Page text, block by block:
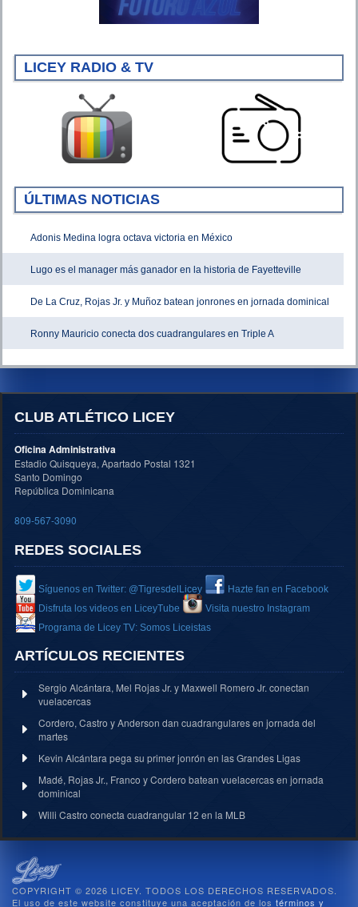
LICEY RADIO & TV
ÚLTIMAS NOTICIAS
Adonis Medina logra octava victoria en México
Lugo es el manager más ganador en la historia de Fayetteville
De La Cruz, Rojas Jr. y Muñoz batean jonrones en jornada dominical
Ronny Mauricio conecta dos cuadrangulares en Triple A
CLUB ATLÉTICO LICEY
Oficina Administrativa
Estadio Quisqueya, Apartado Postal 1321
Santo Domingo
República Dominicana
809-567-3090
REDES SOCIALES
Síguenos en Twitter: @TigresdelLicey
Hazte fan en Facebook
Disfruta los videos en LiceyTube
Visita nuestro Instagram
Programa de Licey TV: Somos Liceistas
ARTÍCULOS RECIENTES
Sergio Alcántara, Mel Rojas Jr. y Maxwell Romero Jr. conectan
vuelacercas
Cordero, Castro y Anderson dan cuadrangulares en jornada del
martes
Kevin Alcántara pega su primer jonrón en las Grandes Ligas
Madé, Rojas Jr., Franco y Cordero batean vuelacercas en jornada
dominical
Willi Castro conecta cuadrangular 12 en la MLB
COPYRIGHT © 2026 LICEY. TODOS LOS DERECHOS RESERVADOS.
El uso de este website constituye una aceptación de los términos y